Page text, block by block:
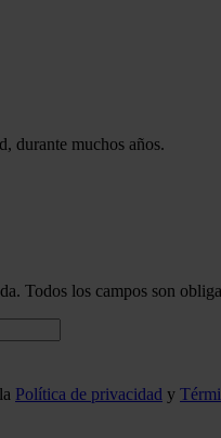
durante muchos años.
Todos los campos son
Política de privacidad y